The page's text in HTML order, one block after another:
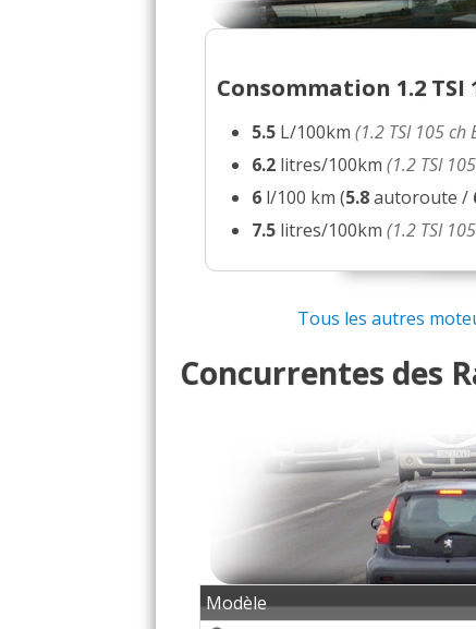
Consommation 1.2 TSI
5.5 L/100km(1.2 TSI 105
6.2 litres/100km(1.2 TSI
6 l/100 km (5.8autoroute /
7.5 litres/100km(1.2 TSI
Tous les autres
Concurrentes des
Modèle